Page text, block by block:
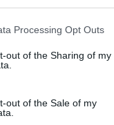
this website/app uses
visit or usage
to Google and its
below specified
Processing Opt Outs
out of the Sharing of my
out of the Sale of my
ΣΧΟΛΙΑ